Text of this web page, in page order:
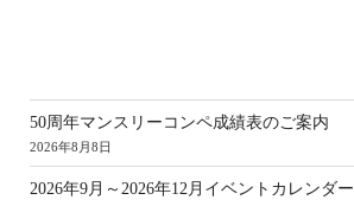
50周年マンスリーコンペ成績表のご案内
2026年8月8日
2026年9月～2026年12月イベントカレンダー